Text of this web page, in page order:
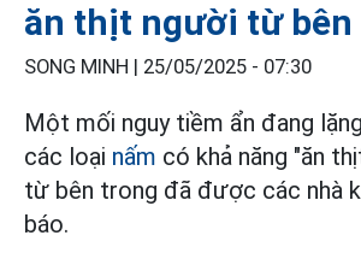
ăn thịt người từ bên
SONG MINH | 25/05/2025 - 07:30
Một mối nguy tiềm ẩn đang
các loại nấm có khả năng "ăn
từ bên trong đã được các nhà
báo.